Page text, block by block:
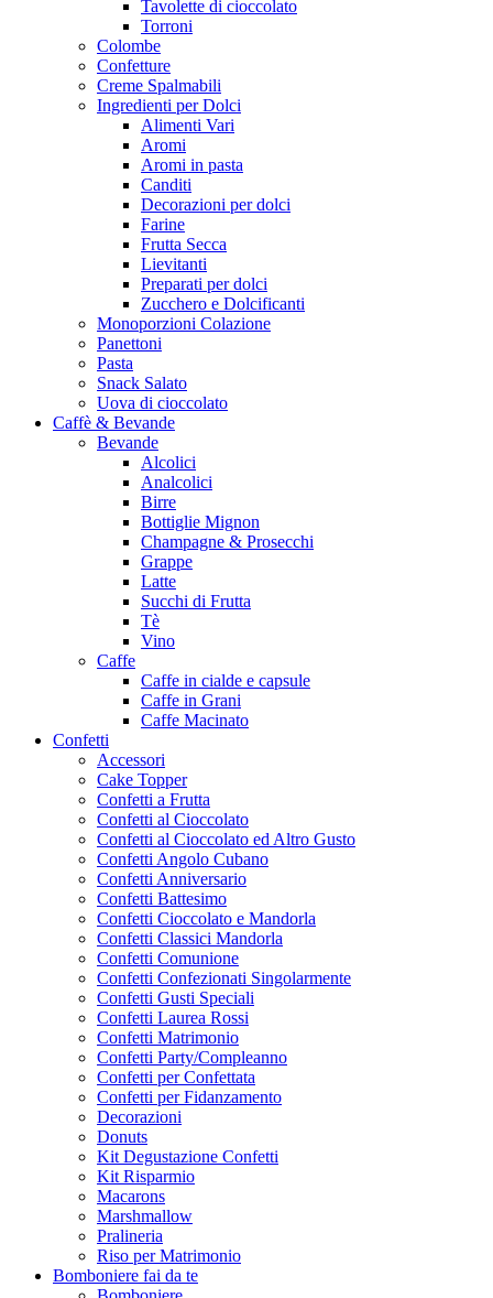
Tavolette di cioccolato
Torroni
Colombe
Confetture
Creme Spalmabili
Ingredienti per Dolci
Alimenti Vari
Aromi
Aromi in pasta
Canditi
Decorazioni per dolci
Farine
Frutta Secca
Lievitanti
Preparati per dolci
Zucchero e Dolcificanti
Monoporzioni Colazione
Panettoni
Pasta
Snack Salato
Uova di cioccolato
Caffè & Bevande
Bevande
Alcolici
Analcolici
Birre
Bottiglie Mignon
Champagne & Prosecchi
Grappe
Latte
Succhi di Frutta
Tè
Vino
Caffe
Caffe in cialde e capsule
Caffe in Grani
Caffe Macinato
Confetti
Accessori
Cake Topper
Confetti a Frutta
Confetti al Cioccolato
Confetti al Cioccolato ed Altro Gusto
Confetti Angolo Cubano
Confetti Anniversario
Confetti Battesimo
Confetti Cioccolato e Mandorla
Confetti Classici Mandorla
Confetti Comunione
Confetti Confezionati Singolarmente
Confetti Gusti Speciali
Confetti Laurea Rossi
Confetti Matrimonio
Confetti Party/Compleanno
Confetti per Confettata
Confetti per Fidanzamento
Decorazioni
Donuts
Kit Degustazione Confetti
Kit Risparmio
Macarons
Marshmallow
Pralineria
Riso per Matrimonio
Bomboniere fai da te